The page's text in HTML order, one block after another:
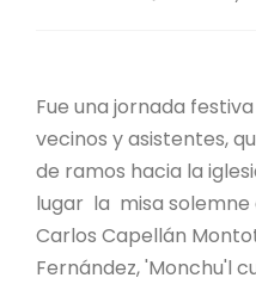
Fue una jornada
vecinos y asistentes,
de ramos hacia la
lugar la misa
Carlos Capellán
Fernández, 'Monchu'l